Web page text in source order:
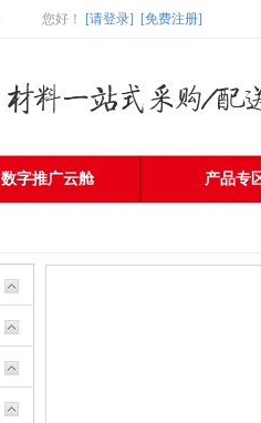
您好 ！ [请登录] [免费注册]
数字推广云舱 产品专